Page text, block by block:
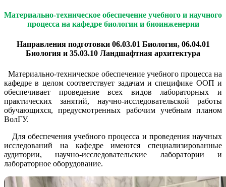
Материально-техническое обеспечение учебного и научного
процесса на кафедре биологии и биоинженерии
Направления подготовки 06.03.01 Биология, 06.04.01
Биология и 35.03.10 Ландшафтная архитектура
Материально-техническое обеспечение учебного процесса на
кафедре в целом соответствует задачам и специфике ООП и
обеспечивает проведение всех видов лабораторных и
практических занятий, научно-исследовательской работы
обучающихся, предусмотренных рабочим учебным планом
ВолГУ.
Для обеспечения учебного процесса и проведения научных
исследований на кафедре имеются специализированные
аудитории, научно-исследовательские лаборатории и
лабораторное оборудование.